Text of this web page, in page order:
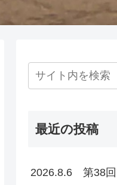
最近の投稿
2026.8.6 第38回